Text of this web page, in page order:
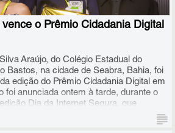
o Prêmio Cidadania Digital
Araújo, do Colégio Estadual do
Bastos, na cidade de Seabra, Bahia, foi
edição do Prêmio Cidadania Digital em
foi anunciada ontem à tarde, durante o
Dia da Internet Segura, que